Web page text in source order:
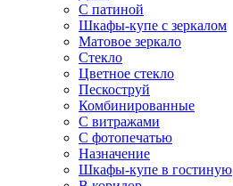
С патиной
Шкафы-купе с зеркалом
Матовое зеркало
Стекло
Цветное стекло
Пескоструй
Комбинированные
С витражами
С фотопечатью
Назначение
Шкафы-купе в гостиную